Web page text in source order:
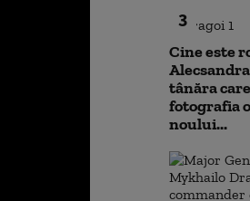
3
Cine este
tânăra
fotografia
noului...